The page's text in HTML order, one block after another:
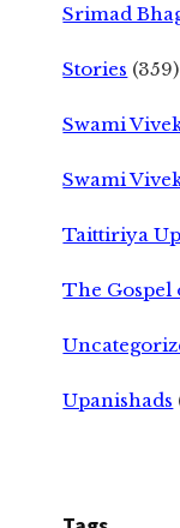
Srimad
Stories (359)
Swami
Swami
Taittiriya
The Gospel
Upanishads